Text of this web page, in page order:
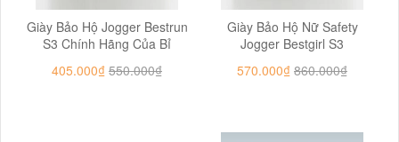
Giày Bảo Hộ Jogger Bestrun
S3 Chính Hãng Của Bỉ
405.000₫ 550.000₫
Giày Bảo Hộ Nữ Safety
Jogger Bestgirl S3
570.000₫ 860.000₫